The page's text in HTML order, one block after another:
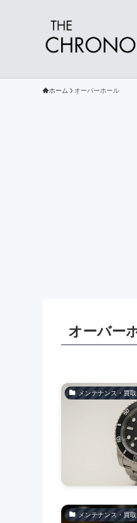
ホーム オーバーホール
オーバー
メンテナンス・買
メンテナンス・買